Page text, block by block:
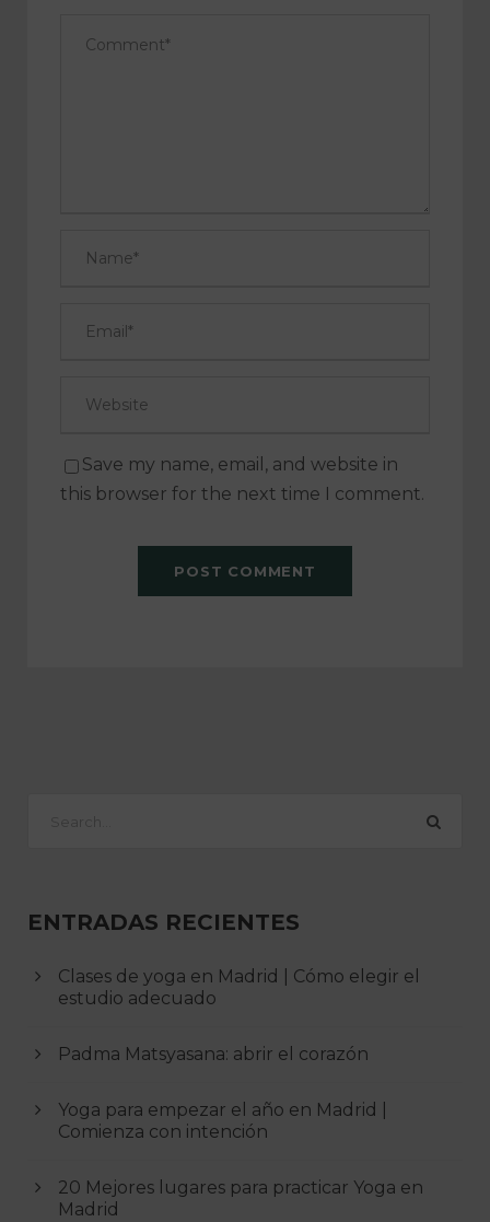
Save my name, email, and website in
this browser for the next time I comment.
ENTRADAS RECIENTES
Clases de yoga en Madrid | Cómo elegir el
estudio adecuado
Padma Matsyasana: abrir el corazón
Yoga para empezar el año en Madrid |
Comienza con intención
20 Mejores lugares para practicar Yoga en
Madrid